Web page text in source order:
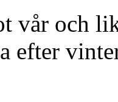
vår och
efter